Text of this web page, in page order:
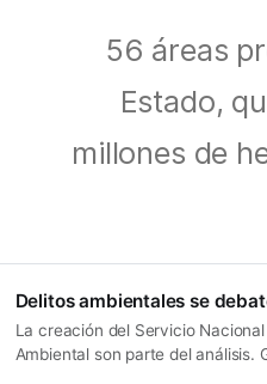
56 áreas
Estado,
millones de
Delitos ambientales se
La creación del Servicio
Ambiental son parte del análisis.